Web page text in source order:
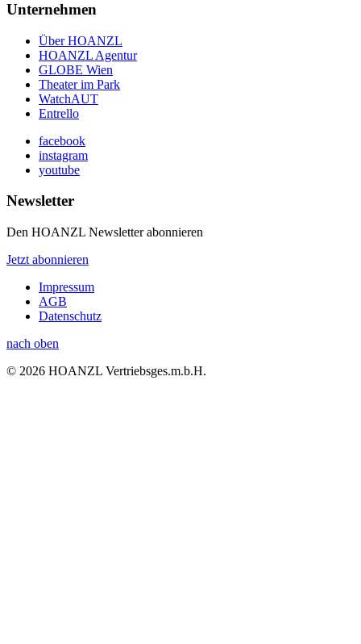
Unternehmen
Über HOANZL
HOANZL Agentur
GLOBE Wien
Theater im Park
WatchAUT
Entrello
facebook
instagram
youtube
Newsletter
Den HOANZL Newsletter abonnieren
Jetzt abonnieren
Impressum
AGB
Datenschutz
nach oben
© 2026 HOANZL Vertriebsges.m.b.H.